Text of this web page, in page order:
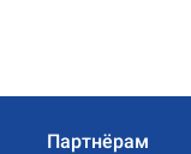
Партнёрам